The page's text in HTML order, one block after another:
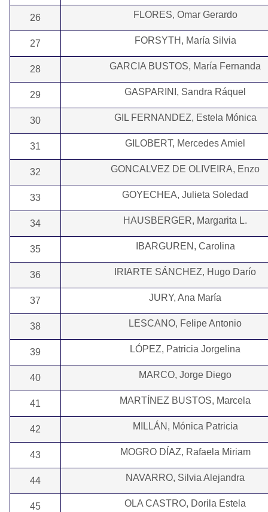
26 FLORES, Omar Gerardo
27 FORSYTH, María Silvia
28 GARCIA BUSTOS, María Fernanda
29 GASPARINI, Sandra Ráquel
30 GIL FERNANDEZ, Estela Mónica
31 GILOBERT, Mercedes Amiel
32 GONCALVEZ DE OLIVEIRA, Enzo
33 GOYECHEA, Julieta Soledad
34 HAUSBERGER, Margarita L.
35 IBARGUREN, Carolina
36 IRIARTE SÁNCHEZ, Hugo Darío
37 JURY, Ana María
38 LESCANO, Felipe Antonio
39 LÓPEZ, Patricia Jorgelina
40 MARCO, Jorge Diego
41 MARTÍNEZ BUSTOS, Marcela
42 MILLÁN, Mónica Patricia
43 MOGRO DÍAZ, Rafaela Miriam
44 NAVARRO, Silvia Alejandra
45 OLA CASTRO, Dorila Estela